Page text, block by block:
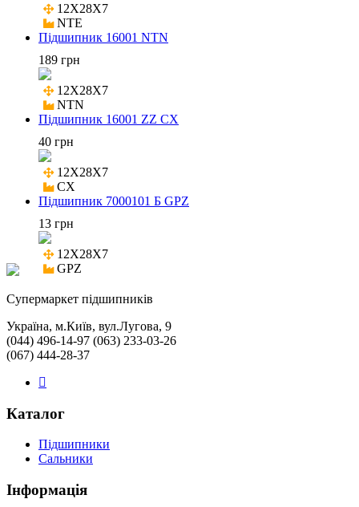
12X28X7
NTE
Підшипник 16001 NTN
189 грн
12X28X7
NTN
Підшипник 16001 ZZ CX
40 грн
12X28X7
CX
Підшипник 7000101 Б GPZ
13 грн
12X28X7
GPZ
Cупермаркет підшипників
Україна, м.Київ, вул.Лугова, 9
(044) 496-14-97 (063) 233-03-26
(067) 444-28-37
Каталог
Підшипники
Сальники
Інформація